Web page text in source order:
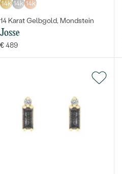
14k 14k 14k
14 Karat Gelbgold, Mondstein
Josse
€ 489